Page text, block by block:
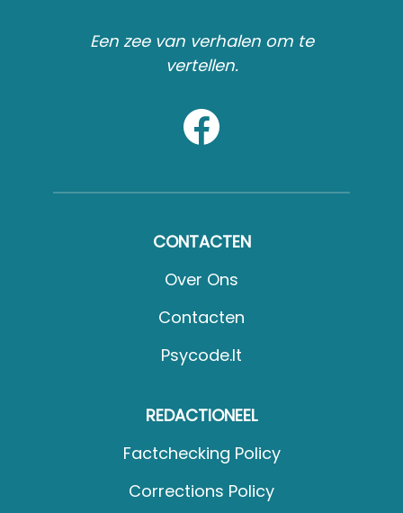
Een zee van verhalen om te
vertellen.
CONTACTEN
Over Ons
Contacten
Psycode.it
REDACTIONEEL
Factchecking Policy
Corrections Policy